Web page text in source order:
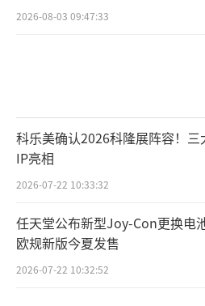
2026-08-03 09:47:33
科乐美确认2026科隆展阵容！三
IP亮相
2026-07-22 10:33:32
任天堂公布新型Joy-Con更换电
欧规新版今夏发售
2026-07-22 10:32:52